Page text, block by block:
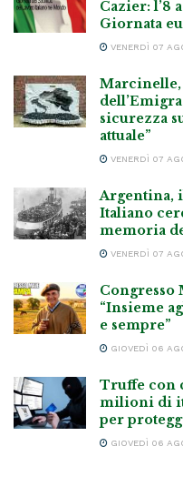
Cazier: l’8
Giornata
VENERDÌ 07
Marcinelle,
sicurezza
attuale”
VENERDÌ 07
Argentina,
Italiano
memoria
VENERDÌ 07
Congresso
“Insieme
e sempre”
GIOVEDÌ 06
Truffe con
milioni di
per
GIOVEDÌ 06